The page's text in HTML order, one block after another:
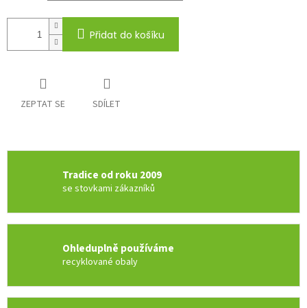
Přidat do košíku
ZEPTAT SE SDÍLET
Tradice od roku 2009
se stovkami zákazníků
Ohleduplně používáme
recyklované obaly